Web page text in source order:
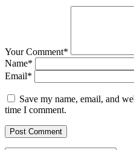
Your Comment*
Name*
Email*
Save my name, email, and
time I comment.